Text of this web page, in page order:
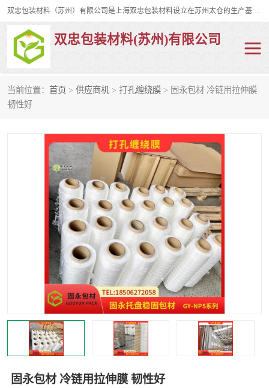
双忠包装材料（苏州）有限公司是上海双忠包装材料设立在苏州太仓的生产基地，占地约2万平米，产品主要有打孔缠绕膜，拉伸蜂窝纸，集装箱充气袋，滑托板，打包带，裹包网兜，防滑纸等箱体和托盘的运输和保护性包材。固永包材®，GooYon Pack®，是我们保护性包装材料的专属品牌。
双忠包装材料(苏州)有限公司
当前位置： 首页 > 供应商机 > 打孔缠绕膜 > 固永包材 冷链用拉伸膜
韧性好
固永包材 冷链用拉伸膜 韧性好
打孔缠绕膜
裹包网兜 纤维打包带
充气袋
缠绕膜
托盘裹包网兜
托盘捆绑带